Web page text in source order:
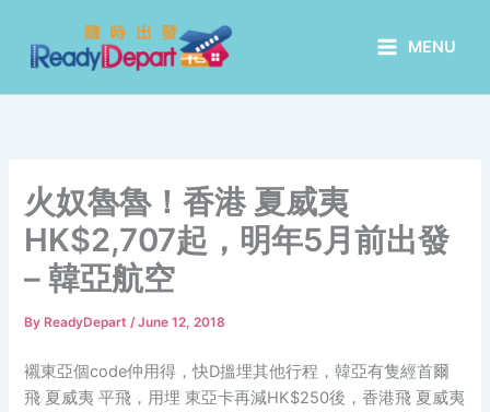
content
MENU
火奴魯魯！香港 夏威夷
HK$2,707起，明年5月前出發
– 韓亞航空
By ReadyDepart/June 12, 2018
襯東亞個code仲用得，快D搵埋其他行程，韓亞有隻經首爾
飛 夏威夷 平飛，用埋 東亞卡再減HK$250後，香港飛 夏威夷